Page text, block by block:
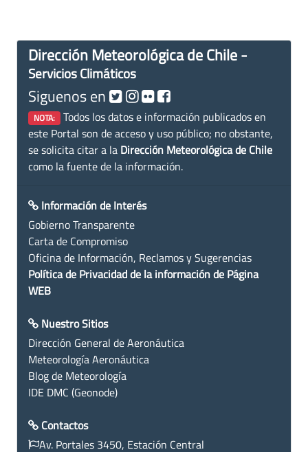
Dirección Meteorológica de Chile -
Servicios Climáticos
Siguenos en
NOTA: Todos los datos e información publicados en
este Portal son de acceso y uso público; no obstante,
se solicita citar a la Dirección Meteorológica de Chile
como la fuente de la información.
Información de Interés
Gobierno Transparente
Carta de Compromiso
Oficina de Información, Reclamos y Sugerencias
Política de Privacidad de la información de Página
WEB
Nuestro Sitios
Dirección General de Aeronáutica
Meteorología Aeronáutica
Blog de Meteorología
IDE DMC (Geonode)
Contactos
Av. Portales 3450, Estación Central